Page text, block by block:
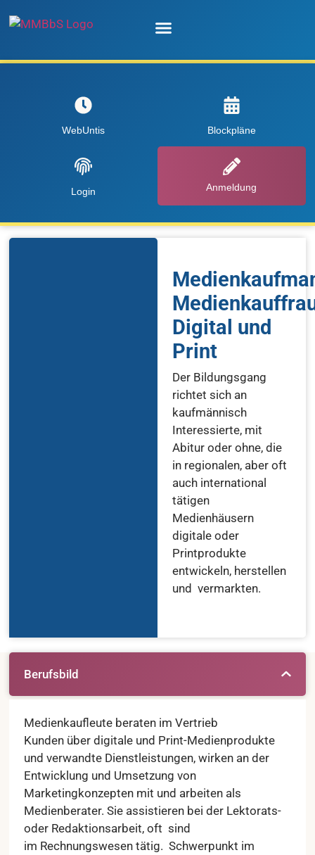
WebUntis Blockpläne
Login Anmeldung
Digital und
Print
Der Bildungsgang
richtet sich an
kaufmännisch
Interessierte, mit
Abitur oder ohne, die
in regionalen, aber oft
auch international
tätigen
Medienhäusern
digitale oder
Printprodukte
entwickeln, herstellen
und vermarkten.
Berufsbild
Medienkaufleute beraten im Vertrieb
Kunden über digitale und Print-Medienprodukte
und verwandte Dienstleistungen, wirken an der
Entwicklung und Umsetzung von
Marketingkonzepten mit und arbeiten als
Medienberater. Sie assistieren bei der Lektorats-
oder Redaktionsarbeit, oft sind
im Rechnungswesen tätig. Schwerpunkt im